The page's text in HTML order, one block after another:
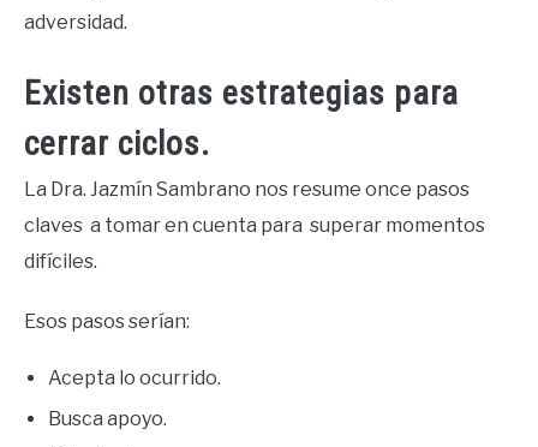
adversidad.
Existen otras estrategias para
cerrar ciclos.
La Dra. Jazmín Sambrano nos resume once pasos
claves a tomar en cuenta para superar momentos
difíciles.
Esos pasos serían:
Acepta lo ocurrido.
Busca apoyo.